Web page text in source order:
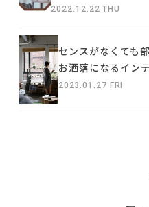
2022.12.22 THU
センスがなくても
お洒落になるイン
2023.01.27 FRI